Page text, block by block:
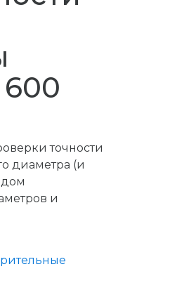
600
точности
диаметра (и
и